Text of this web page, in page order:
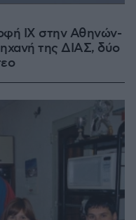
ΙΧ στην Αθηνών-
της ΔΙΑΣ, δύο